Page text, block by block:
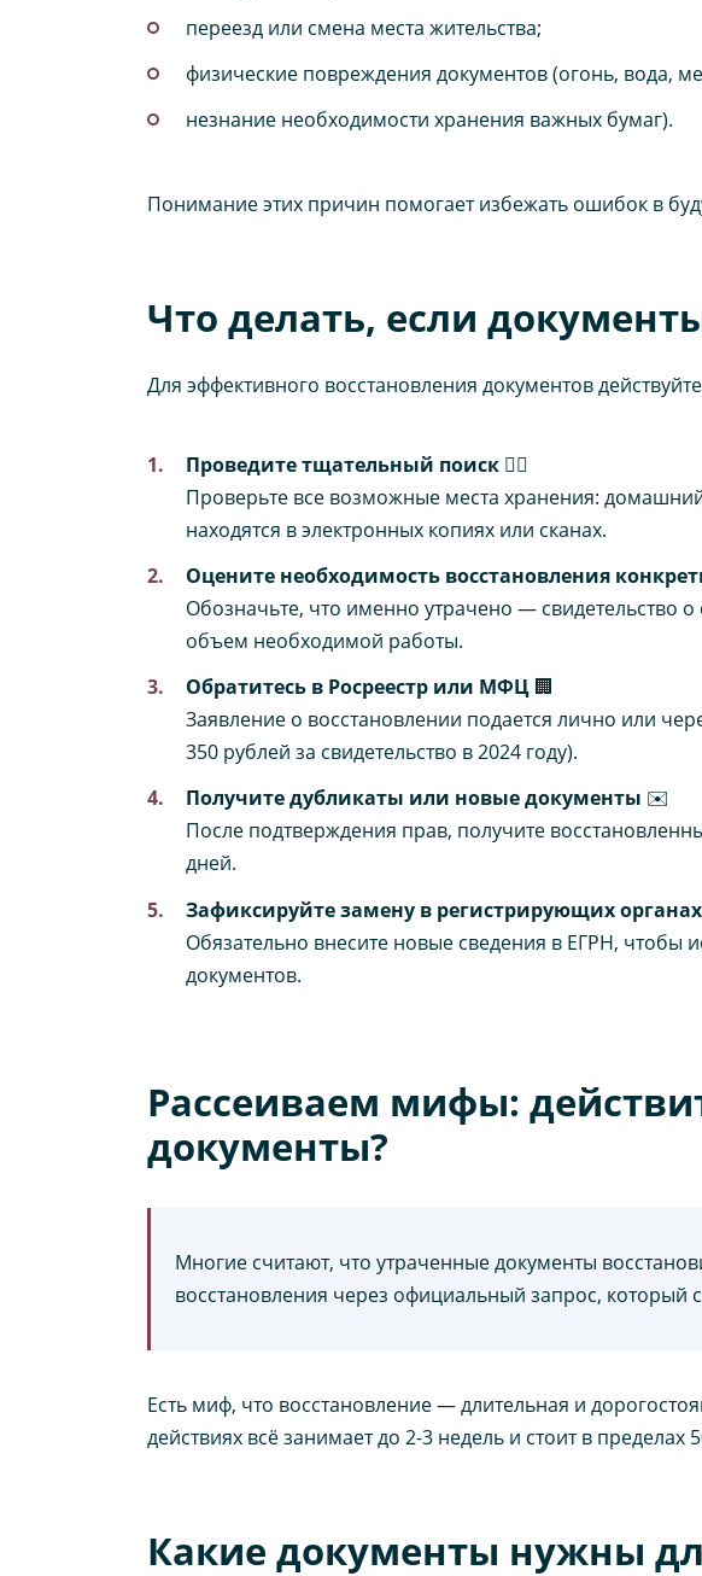
переезд или смена места жительства;
физические повреждения документов (огонь, вода,
незнание необходимости хранения важных бумаг).
Понимание этих причин помогает избежать ошибок в
Что делать, если
Для эффективного восстановления документов
Проведите тщательный поиск 🕵️‍♂️
Проверьте все возможные места хранения:
находятся в электронных копиях или сканах.
Оцените необходимость восстановления
Обозначьте, что именно утрачено — свидетельство
объем необходимой работы.
Обратитесь в Росреестр или МФЦ 🏢
Заявление о восстановлении подается лично или
350 рублей за свидетельство в 2024 году).
Получите дубликаты или новые документы ✉️
После подтверждения прав, получите
дней.
Зафиксируйте замену в регистрирующих органах
Обязательно внесите новые сведения в ЕГРН, чтобы
документов.
Рассеиваем мифы:
документы?
Многие считают, что утраченные документы
восстановления через официальный запрос, который
Есть миф, что восстановление — длительная и
действиях всё занимает до 2-3 недель и стоит в пределах
Какие документы нужны